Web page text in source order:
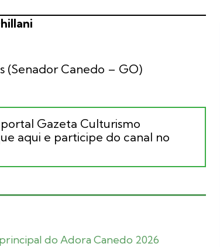
(Senador Canedo – GO)
Gazeta Culturismo
aqui e participe do canal no
do Adora Canedo 2026